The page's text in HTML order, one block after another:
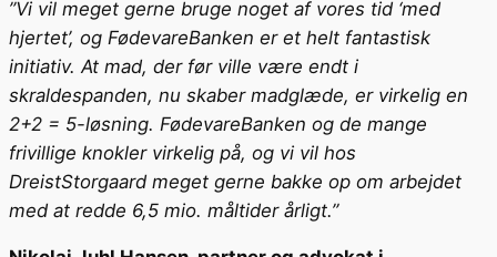
”Vi vil meget gerne bruge noget af vores tid ‘med
hjertet’, og FødevareBanken er et helt fantastisk
initiativ. At mad, der før ville være endt i
skraldespanden, nu skaber madglæde, er virkelig en
2+2 = 5-løsning. FødevareBanken og de mange
frivillige knokler virkelig på, og vi vil hos
DreistStorgaard meget gerne bakke op om arbejdet
med at redde 6,5 mio. måltider årligt.”